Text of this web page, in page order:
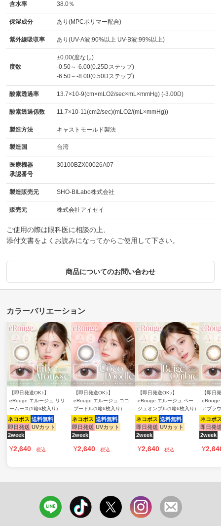
含水率 38.0％
保湿成分 あり(MPCポリマー配合)
紫外線吸収率 あり(UV-A波:90%以上 UV-B波:99%以上)
度数
±0.00(度なし)
-0.50～-6.00(0.25Dステップ)
-6.50～-8.00(0.50Dステップ)
酸素透過率 13.7×10-9(cm×mLO2/sec×mL×mmHg) (-3.00D)
酸素透過係数 11.7×10-11(cm2/sec)(mLO2/(mL×mmHg))
製造方法 キャストモールド製法
製造国 台湾
医療機器
承認番号
30100BZX00026A07
製造販売元 SHO-BILabo株式会社
販売元 株式会社アイセイ
ご使用の際は眼科医に相談の上、
添付文書をよくお読みになってからご使用して下さい。
商品についてのお問い合わせ
【即日発送OK♪】
eRouge エルージュ リリ
ームース(1箱6枚入り)
ネコポス 送料無料
即日発送 UVカット
2week
¥2,640 税込
【即日発送OK♪】
eRouge エルージュ ココ
プードル(1箱6枚入り)
ネコポス 送料無料
即日発送 UVカット
2week
¥2,640 税込
【即日発送OK♪】
eRouge エルージュ ベー
ジュオンブル(1箱6枚入り)
ネコポス 送料無料
即日発送 UVカット
2week
¥2,640 税込
【即日
eRouge
アブラ
ネコポ
即日発
2week
¥